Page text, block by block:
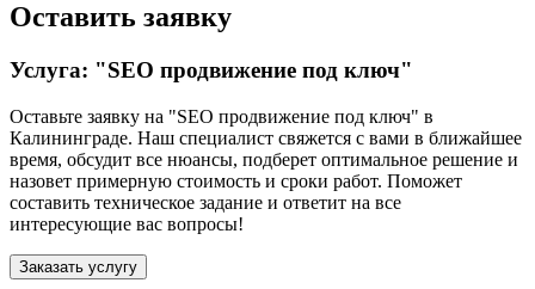
Оставить заявку
Услуга: "SEO продвижение под ключ"
Оставьте заявку на "SEO продвижение под ключ" в
Калининграде. Наш специалист свяжется с вами в ближайшее
время, обсудит все нюансы, подберет оптимальное решение и
назовет примерную стоимость и сроки работ. Поможет
составить техническое задание и ответит на все
интересующие вас вопросы!
Заказать услугу